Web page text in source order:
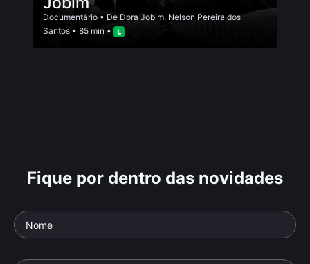
Documentário • De Dora Jobim, Nelson Pereira dos
Santos • 85 min •
Fique por dentro das novidades